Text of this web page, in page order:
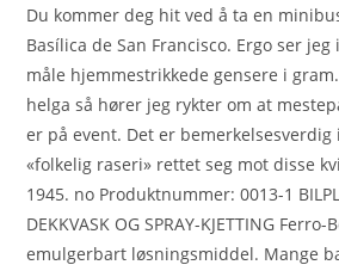
Du kommer deg hit ved å ta en
Basílica de San Francisco. Ergo ser
måle hjemmestrikkede gensere i
helga så hører jeg rykter om at
er på event. Det er
«folkelig raseri» rettet seg mot disse
1945. no Produktnummer: 0013-1
DEKKVASK OG SPRAY-KJETTING
emulgerbart løsningsmiddel. Mange